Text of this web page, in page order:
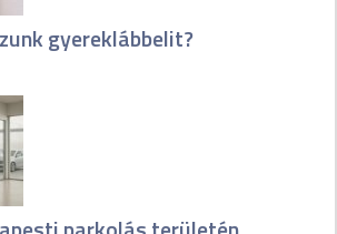
gyereklábbelit?